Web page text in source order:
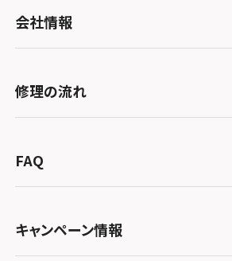
北海道・東北
スマホスピタル大丸札幌
関東
スマホスピタル宇都宮
スマホスピタル 高崎
スマホスピタル鴻巣
スマホスピタル テルル三芳
北陸・甲信越
スマホスピタルアル・プラザ小松
スマホスピタル 北陸総合修理
スマホスピタル 長野
東海
スマホスピタル岐阜
スマホスピタル 浜松
関西
スマホスピタル 大阪梅田
中国・四国
会社情報
会社概要
総務省登録業者
特定商取引法に関する表記
プライバシーポリシー
修理の流れ
郵送修理の流れ
FAQ
キャンペーン情報